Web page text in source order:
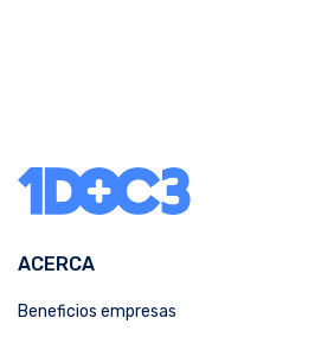
ACERCA
Beneficios empresas